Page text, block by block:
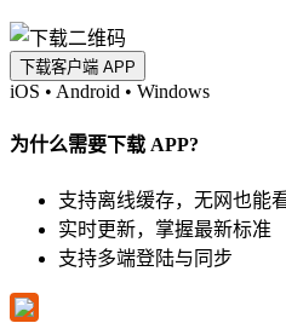
下载客户端 APP
iOS • Android • Windows
为什么需要下载 APP?
支持离线缓存，无网也能
实时更新，掌握最新标准
支持多端登陆与同步